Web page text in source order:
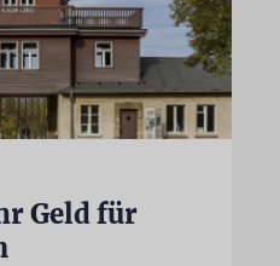
Geld für